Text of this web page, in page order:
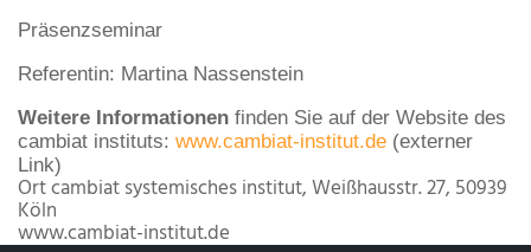
Präsenzseminar
Referentin: Martina Nassenstein
Weitere Informationen finden Sie auf der Website des
cambiat instituts: www.cambiat-institut.de (externer
Link)
Ortcambiat systemisches institut, Weißhausstr. 27, 50939
Köln
www.cambiat-institut.de